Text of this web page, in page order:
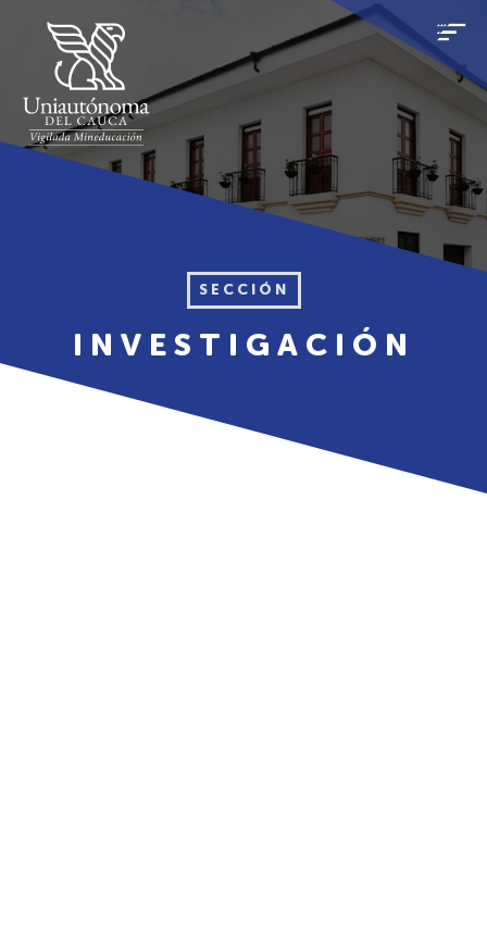
SECCIÓN
INVESTIGACIÓN